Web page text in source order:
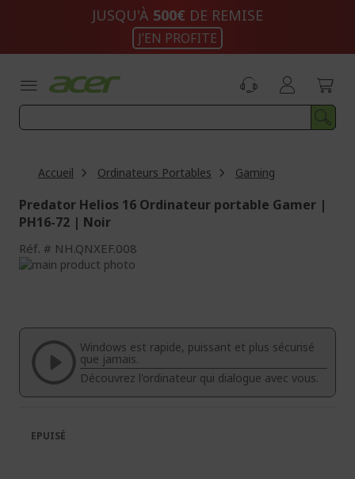
JUSQU'À 500€ DE REMISE
J’EN PROFITE
Accueil Ordinateurs Portables Gaming
Predator Helios 16 Ordinateur portable Gamer |
PH16-72 | Noir
Réf. NH.QNXEF.008
Passer
de
galerie
d’images
de
Galerie
d’images
Windows est rapide, puissant et plus sécurisé
que jamais.
Découvrez l'ordinateur qui dialogue avec vous.
EPUISÉ